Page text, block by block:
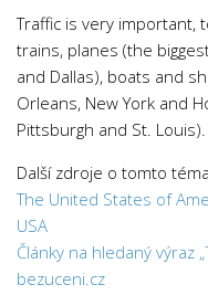
Traffic is very important,
trains, planes (the
and Dallas), boats and
Orleans, New York and
Pittsburgh and St. Louis).
Další zdroje o tomto
The United States of
USA
Články na hledaný výraz
bezuceni.cz